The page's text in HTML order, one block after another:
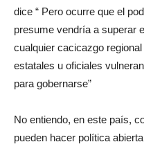
dice “ Pero ocurre que el
presume vendría a superar
cualquier cacicazgo
estatales u oficiales
para gobernarse”
No entiendo, en este país,
pueden hacer política